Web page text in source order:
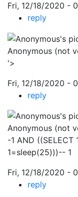
Fri, 12/18/2020 -
reply
Anonymous (not
'>
Fri, 12/18/2020 -
reply
Anonymous (not
-1 AND ((SELECT
1=sleep(25)))-- 1
Fri, 12/18/2020 -
reply